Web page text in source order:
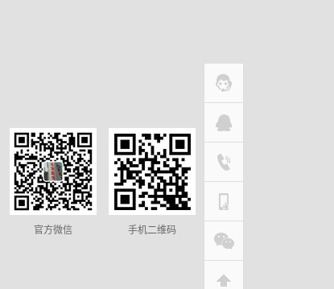
官方微信 手机二维码